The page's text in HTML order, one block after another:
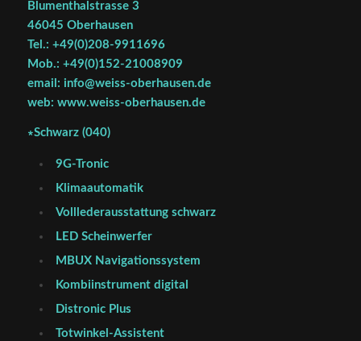
Blumenthalstrasse 3
46045 Oberhausen
Tel.: +49(0)208-9911696
Mob.: +49(0)152-21008909
email: info@weiss-oberhausen.de
web: www.weiss-oberhausen.de
∗Schwarz (040)
9G-Tronic
Klimaautomatik
Volllederausstattung schwarz
LED Scheinwerfer
MBUX Navigationssystem
Kombiinstrument digital
Distronic Plus
Totwinkel-Assistent